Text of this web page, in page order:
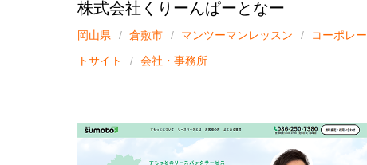
株式会社くりーんぱーとなー
岡山県 倉敷市 マンツーマンレッスン
コーポレー
トサイト
会社・事務所